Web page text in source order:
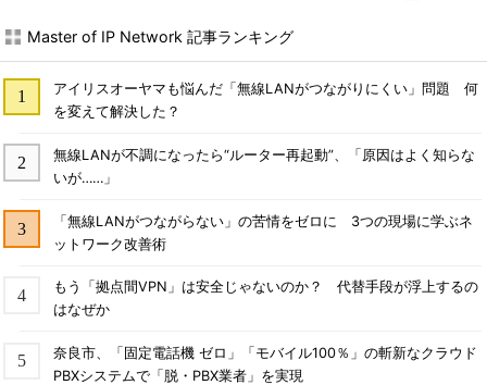
Master of IP Network 記事ランキング
アイリスオーヤマも悩んだ「無線LANがつながりにくい」問題 何
を変えて解決した？
無線LANが不調になったら“ルーター再起動”、「原因はよく知らな
いが……」
「無線LANがつながらない」の苦情をゼロに 3つの現場に学ぶネ
ットワーク改善術
もう「拠点間VPN」は安全じゃないのか？ 代替手段が浮上するの
はなぜか
奈良市、「固定電話機 ゼロ」「モバイル100％」の斬新なクラウド
PBXシステムで「脱・PBX業者」を実現